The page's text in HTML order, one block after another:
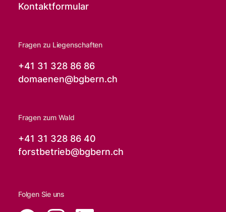
Kontaktformular
Fragen zu Liegenschaften
+41 31 328 86 86
domaenen@bgbern.ch
Fragen zum Wald
+41 31 328 86 40
forstbetrieb@bgbern.ch
Folgen Sie uns